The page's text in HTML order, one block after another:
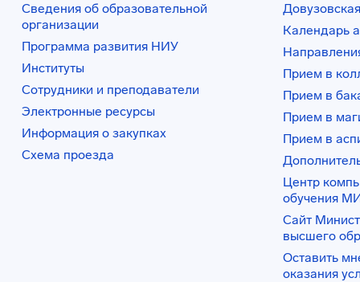
Сведения об образовательной
организации
Программа развития НИУ
Институты
Сотрудники и преподаватели
Электронные ресурсы
Информация о закупках
Схема проезда
Календарь
Прием в
Прием в
Прием в
Прием в
Центр
обучения
Сайт
высшего
Оставить
оказания